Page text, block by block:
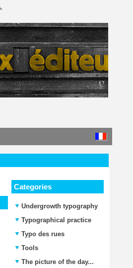
Categories
Undergrowth typography
Typographical practice
Typo des rues
Tools
The picture of the day...